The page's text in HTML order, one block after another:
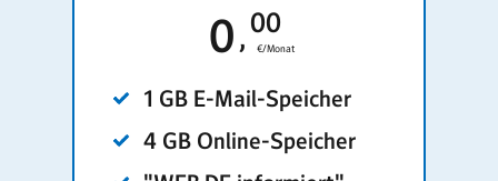
0 00
€/Monat
1 GB E-Mail-Speicher
4 GB Online-Speicher